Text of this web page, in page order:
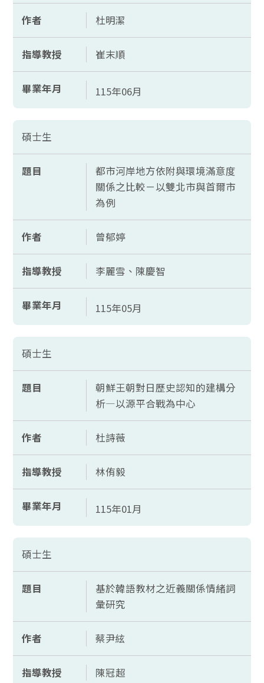
作者 杜明潔
指導教授 崔末順
畢業年月 115年06月
碩士生
題目
都市河岸地方依附與環境滿意度
關係之比較－以雙北市與首爾市
為例
作者 曾郁婷
指導教授 李麗雪、陳慶智
畢業年月 115年05月
碩士生
題目
朝鮮王朝對日歷史認知的建構分
析—以源平合戰為中心
作者 杜詩薇
指導教授 林侑毅
畢業年月 115年01月
碩士生
題目
基於韓語教材之近義關係情緒詞
彙研究
作者 蔡尹絃
指導教授 陳冠超